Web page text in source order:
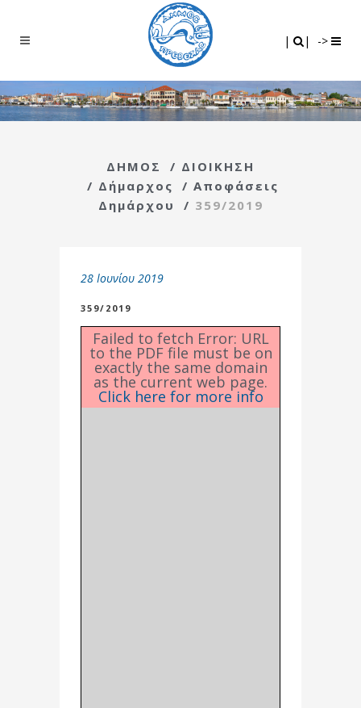
| | ->
ΔΗΜΟΣ / ΔΙΟΙΚΗΣΗ
/ Δήμαρχος / Αποφάσεις
Δημάρχου
/ 359/2019
28 Ιουνίου 2019
359/2019
Failed to fetch Error: URL
to the PDF file must be on
exactly the same domain
as the current web page.
Click here for more info